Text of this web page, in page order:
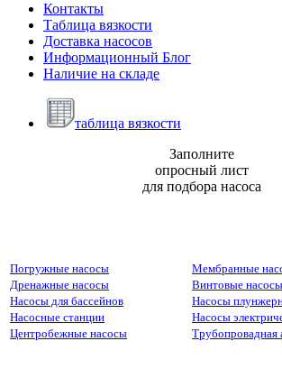
Контакты
Таблица вязкости
Доставка насосов
Информационный Блог
Наличие на складе
таблица вязкости
Заполните
опросный лист
для подбора насоса
Погружные насосы
Дренажные насосы
Насосы для бассейнов
Насосные станции
Центробежные насосы
Мембранные
Винтовые насосы
Насосы
Насосы
Трубопровадная